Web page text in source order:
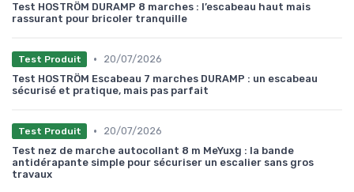
Test HOSTRÖM DURAMP 8 marches : l’escabeau haut mais
rassurant pour bricoler tranquille
Test Produit •
20/07/2026
Test HOSTRÖM Escabeau 7 marches DURAMP : un escabeau
sécurisé et pratique, mais pas parfait
Test Produit •
20/07/2026
Test nez de marche autocollant 8 m MeYuxg : la bande
antidérapante simple pour sécuriser un escalier sans gros
travaux